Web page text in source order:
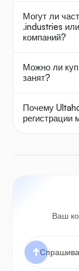
Могут ли
.industries
компаний?
Можно ли
занят?
Почему
регистрации
Ваш